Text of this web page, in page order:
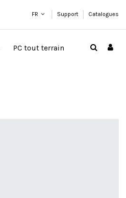
FR Support Catalogues
PC tout terrain